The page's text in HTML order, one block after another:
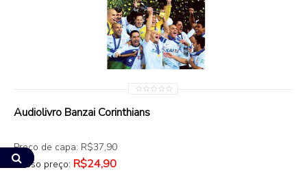
Audiolivro Banzai Corinthians
Preço de capa: R$37,90
Nosso preço: R$24,90
COMPRAR